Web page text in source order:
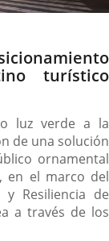
turístico
luz verde a la
de una solución
ornamental
en el marco del
y Resiliencia de
a través de los